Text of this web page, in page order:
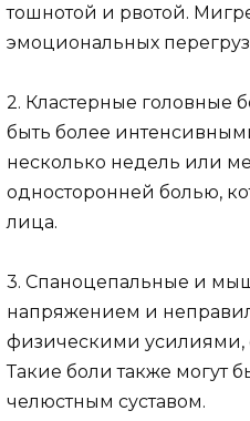
тошнотой и рвотой.
эмоциональных
2. Кластерные головные
быть более
несколько недель или
односторонней болью,
лица.
3. Спаноцепальные и
напряжением и
физическими усилиями,
Такие боли также могут
челюстным суставом.